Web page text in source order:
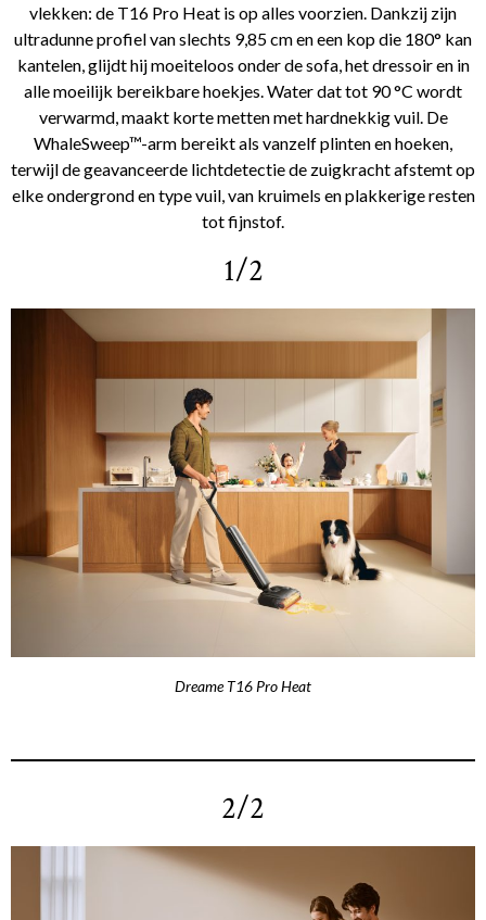
vlekken: de T16 Pro Heat is op alles voorzien. Dankzij zijn
ultradunne profiel van slechts 9,85 cm en een kop die 180° kan
kantelen, glijdt hij moeiteloos onder de sofa, het dressoir en in
alle moeilijk bereikbare hoekjes. Water dat tot 90 °C wordt
verwarmd, maakt korte metten met hardnekkig vuil. De
WhaleSweep™-arm bereikt als vanzelf plinten en hoeken,
terwijl de geavanceerde lichtdetectie de zuigkracht afstemt op
elke ondergrond en type vuil, van kruimels en plakkerige resten
tot fijnstof.
1/2
Dreame T16 Pro Heat
2/2